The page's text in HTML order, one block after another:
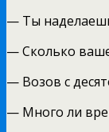
— Ты
— Сколько
— Возов с
— Много ли